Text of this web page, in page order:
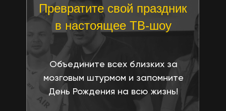
Превратите свой праздник
в настоящее ТВ-шоу
Объедините всех близких за
мозговым штурмом и запомните
День Рождения на всю жизнь!